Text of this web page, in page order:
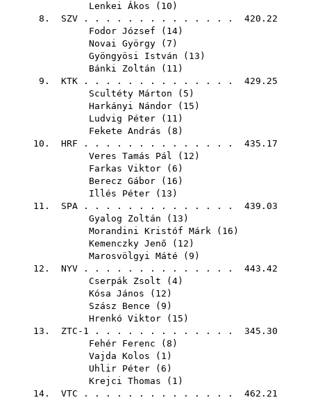
Lenkei Ákos ( 10 )
8. SZV . . . . . . . . . . . . . . 420.22
Fodor József ( 14)
Novai György ( 7 )
Gyöngyösi István ( 13 )
Bánki Zoltán ( 11 )
9. KTK . . . . . . . . . . . . . . 429.25
Scultéty Márton ( 5 )
Harkányi Nándor ( 15 )
Ludvig Péter ( 11 )
Fekete András ( 8 )
10. HRF . . . . . . . . . . . . . . 435.17
Veres Tamás Pál ( 12 )
Farkas Viktor ( 6 )
Berecz Gábor ( 16 )
Illés Péter ( 13 )
11. SPA . . . . . . . . . . . . . . 439.03
Gyalog Zoltán ( 13 )
Morandini Kristóf Márk ( 16 )
Kemenczky Jenő ( 12 )
Marosvölgyi Máté ( 9 )
12. NYV . . . . . . . . . . . . . . 443.42
Cserpák Zsolt ( 4)
Kósa János ( 12 )
Szász Bence ( 9 )
Hrenkó Viktor ( 15 )
13. ZTC-1 . . . . . . . . . . . . . 345.30
Fehér Ferenc ( 8 )
Vajda Kolos ( 1 )
Uhlir Péter ( 6 )
Krejci Thomas ( 1 )
14. VTC . . . . . . . . . . . . . . 462.21